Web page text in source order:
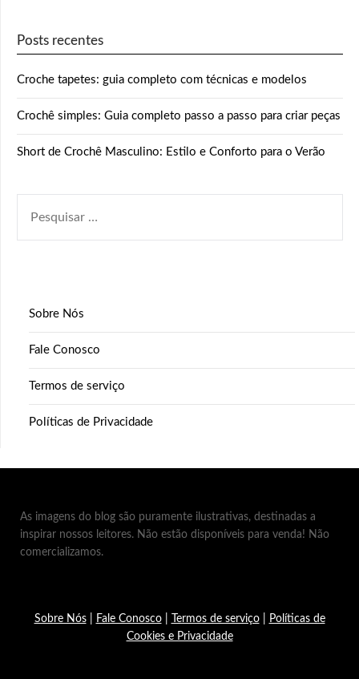
Posts recentes
Croche tapetes: guia completo com técnicas e modelos
Crochê simples: Guia completo passo a passo para criar peças
Short de Crochê Masculino: Estilo e Conforto para o Verão
POR:
Sobre Nós
Fale Conosco
Termos de serviço
Políticas de Privacidade
As imagens do blog são puramente ilustrativas, destinadas a
inspirar nossos leitores. Não estão disponíveis para venda! Não
comercializamos.
Sobre Nós| Fale Conosco| Termos de serviço|
Políticas de
Cookies e Privacidade